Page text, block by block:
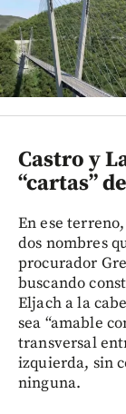
Castro y
“cartas”
En ese
dos nombres
procurador
buscando
Eljach a la
sea “amable
transversal
izquierda, sin
ninguna.